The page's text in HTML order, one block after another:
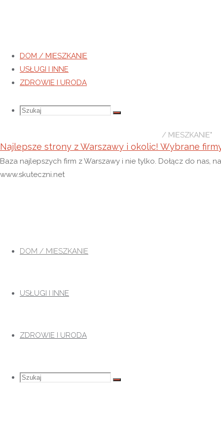
DOM / MIESZKANIE
USŁUGI I INNE
ZDROWIE I URODA
Szukaj
Szukaj:
Szukaj
Najlepsze strony z Warszawy i okolic! Wybrane
Baza najlepszych firm z Warszawy i nie tylko. Dołącz do nas,
www.skuteczni.net
DOM / MIESZKANIE
USŁUGI I INNE
ZDROWIE I URODA
Szukaj
Szukaj:
Szukaj
Kategoria:DOM / MIESZKANIE
/ MIESZKANIE"